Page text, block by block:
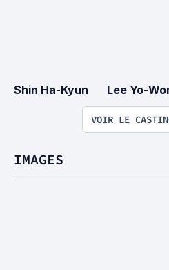
Shin Ha-Kyun Lee Yo-
VOIR LE
IMAGES